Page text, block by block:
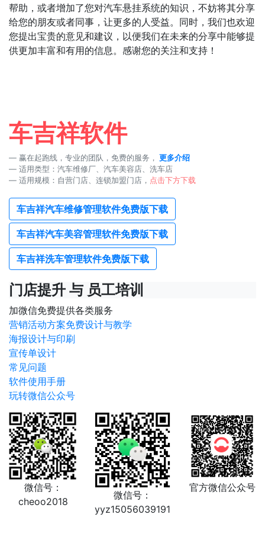
帮助，或者增加了您对汽车悬挂系统的知识，不妨将其分享
给您的朋友或者同事，让更多的人受益。同时，我们也欢迎
您提出宝贵的意见和建议，以便我们在未来的分享中能够提
供更加丰富和有用的信息。感谢您的关注和支持！
车吉祥软件
赢在起跑线，专业的团队，免费的服务， 更多介绍
适用类型：汽车维修厂、汽车美容店、洗车店
适用规模：自营门店、连锁加盟门店， 点击下方下载
车吉祥汽车维修管理软件免费版下载
车吉祥汽车美容管理软件免费版下载
车吉祥洗车管理软件免费版下载
门店提升 与 员工培训
加微信免费提供各类服务
营销活动方案免费设计与教学
海报设计与印刷
宣传单设计
常见问题
软件使用手册
玩转微信公众号
微信号：
cheoo2018
微信号：
yyz15056039191
官方微信公众号